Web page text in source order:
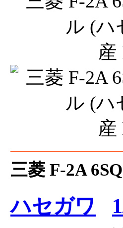
三菱 F-2A
ハセガワ